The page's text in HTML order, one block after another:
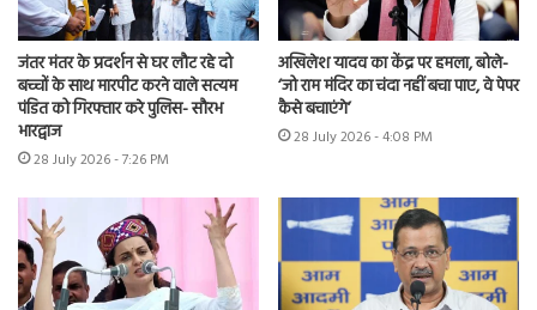
जंतर मंतर के प्रदर्शन से घर लौट रहे दो
बच्चों के साथ मारपीट करने वाले सत्यम
पंडित को गिरफ्तार करे पुलिस- सौरभ
भारद्वाज
28 July 2026 - 7:26 PM
अखिलेश यादव का केंद्र पर हमला, बोले-
‘जो राम मंदिर का चंदा नहीं बचा पाए, वे पेपर
कैसे बचाएंगे’
28 July 2026 - 4:08 PM